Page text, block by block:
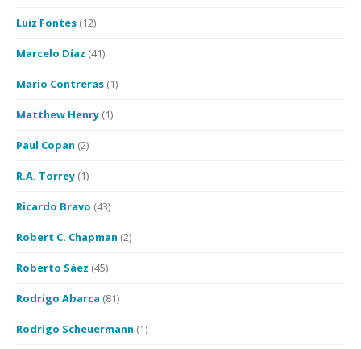
Luiz Fontes (12)
Marcelo Díaz (41)
Mario Contreras (1)
Matthew Henry (1)
Paul Copan (2)
R.A. Torrey (1)
Ricardo Bravo (43)
Robert C. Chapman (2)
Roberto Sáez (45)
Rodrigo Abarca (81)
Rodrigo Scheuermann (1)